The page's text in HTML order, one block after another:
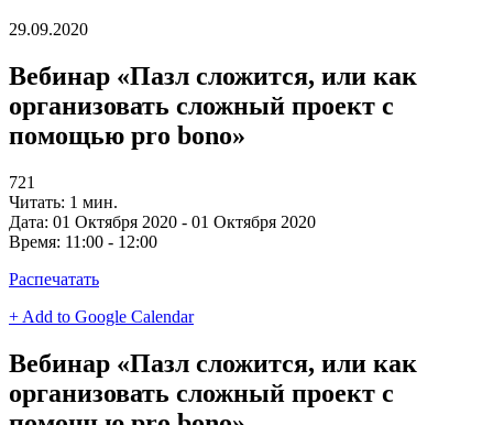
29.09.2020
Вебинар «Пазл сложится, или как
организовать сложный проект с
помощью pro bono»
721
Читать: 1 мин.
Дата: 01 Октября 2020 - 01 Октября 2020
Время: 11:00 - 12:00
Распечатать
+ Add to Google Calendar
Вебинар «Пазл сложится, или как
организовать сложный проект с